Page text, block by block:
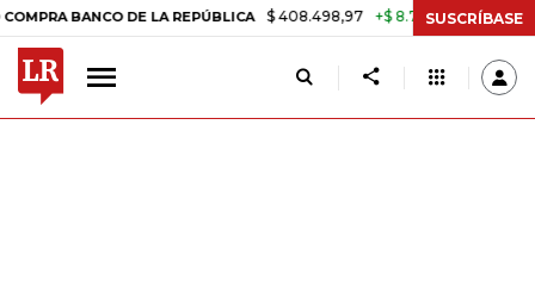
DE LA REPÚBLICA $ 408.498,97 +$ 8.753,81 +2,19% TASA DE
SUSCRÍBASE